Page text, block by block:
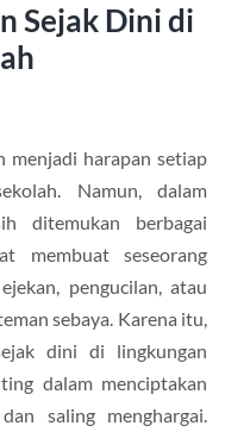
Sejak Dini di
menjadi harapan setiap
Namun, dalam
ditemukan berbagai
membuat seseorang
pengucilan, atau
sebaya. Karena itu,
dini di lingkungan
dalam menciptakan
saling menghargai.